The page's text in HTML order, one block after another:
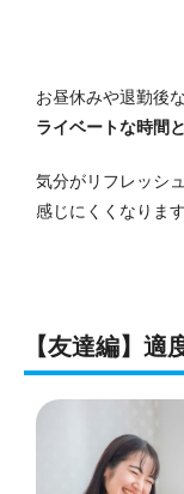
お昼休みや退勤後
ライベートな時間
気分がリフレッシ
感じにくくなります
【友達編】適